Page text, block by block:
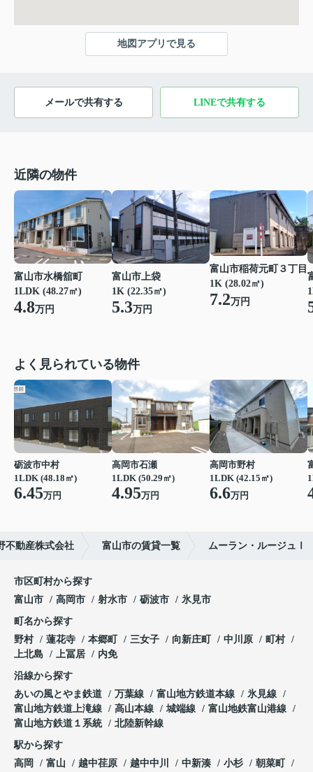
地図アプリで見る
メールで共有する LINEで共有する
近隣の物件
富山市水橋舘町
1LDK (48.27㎡)
4.8万円
富山市上袋
1K (22.35㎡)
5.3万円
富山市稲荷元町３丁目
1K (28.02㎡)
7.2万円
よく見られている物件
砺波市中村
1LDK (48.18㎡)
6.45万円
高岡市石瀬
1LDK (50.29㎡)
4.95万円
高岡市野村
1LDK (42.15㎡)
6.6万円
不動産株式会社 富山市の賃貸一覧 ムーラン・ルージュⅠ
市区町村から探す
富山市
高岡市 射水市 砺波市 氷見市
町名から探す
野村
蓮花寺 本郷町 三女子 向新庄町 中川原
町村
上北島
上冨居 内免
沿線から探す
あいの風とやま鉄道
万葉線 富山地方鉄道本線
氷見線
富山地方鉄道上滝線
高山本線 城端線
富山地鉄富山港線
富山地方鉄道１系統
北陸新幹線
駅から探す
高岡
富山 越中荏原 越中中川 中新湊 小杉
朝菜町